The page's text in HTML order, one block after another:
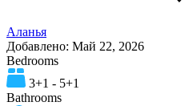
Аланья
Добавлено: Май 22, 2026
Bedrooms
3+1 - 5+1
Bathrooms